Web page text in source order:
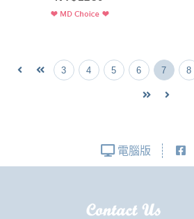
3 4 5 6 7 8
電腦版